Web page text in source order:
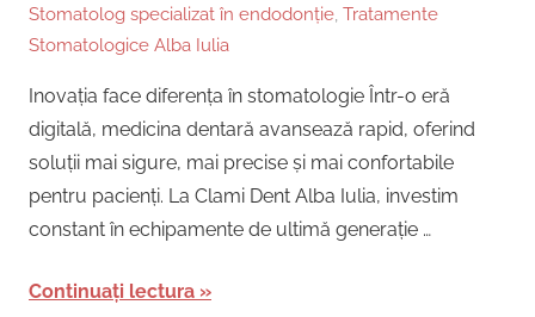
Stomatolog specializat în endodonție, Tratamente
Stomatologice Alba Iulia
Inovația face diferența în stomatologie Într-o eră
digitală, medicina dentară avansează rapid, oferind
soluții mai sigure, mai precise și mai confortabile
pentru pacienți. La Clami Dent Alba Iulia, investim
constant în echipamente de ultimă generație …
Continuați lectura